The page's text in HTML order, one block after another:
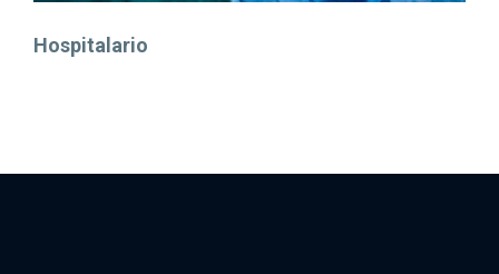
Hospitalario